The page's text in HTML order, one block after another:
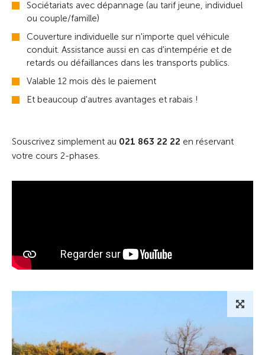
Sociétariats avec dépannage (au tarif jeune, individuel
ou couple/famille)
Couverture individuelle sur n'importe quel véhicule
conduit. Assistance aussi en cas d'intempérie et de
retards ou défaillances dans les transports publics.
Valable 12 mois dès le paiement
Et beaucoup d'autres avantages et rabais !
Souscrivez simplement au 021 863 22 22 en réservant
votre cours 2-phases.